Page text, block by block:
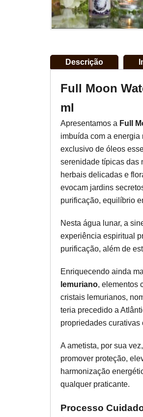
Descrição
Full Moon
ml
Apresentamos a Full
imbuída com a
exclusivo de óleos
serenidade típicas das
herbais delicadas e
evocam jardins
purificação, equilíbrio
Nesta água lunar, a
experiência espiritual
purificação, além de
Enriquecendo ainda
lemuriano, elementos
cristais lemurianos,
teria precedido a
propriedades
A ametista, por sua
promover proteção,
harmonização
qualquer praticante.
Processo